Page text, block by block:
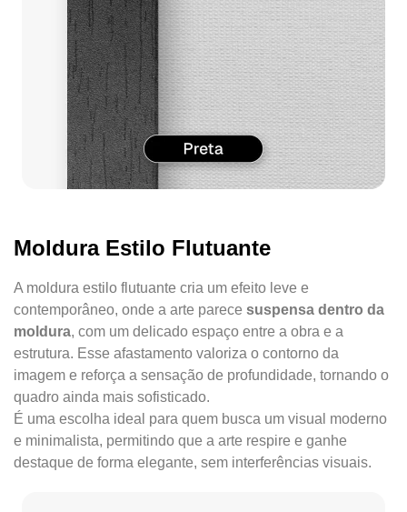
Moldura Estilo Flutuante
A moldura estilo flutuante cria um efeito leve e
contemporâneo, onde a arte parece suspensa dentro da
moldura, com um delicado espaço entre a obra e a
estrutura. Esse afastamento valoriza o contorno da
imagem e reforça a sensação de profundidade, tornando o
quadro ainda mais sofisticado.
É uma escolha ideal para quem busca um visual moderno
e minimalista, permitindo que a arte respire e ganhe
destaque de forma elegante, sem interferências visuais.